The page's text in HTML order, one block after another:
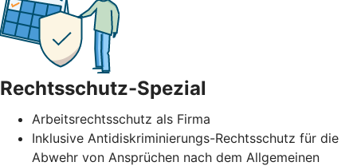
Rechtsschutz-Spezial
Arbeitsrechtsschutz als Firma
Inklusive Antidiskriminierungs-Rechtsschutz für die
Abwehr von Ansprüchen nach dem Allgemeinen